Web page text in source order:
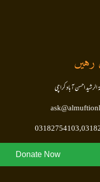
رہیں
الرشید احسن آباد کراچی
Donate Now